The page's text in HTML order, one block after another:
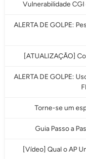
Vulnerabilidade
ALERTA DE GOLPE:
[ATUALIZAÇÃO]
ALERTA DE GOLPE:
Torne-se um
Guia Passo a
[Vídeo] Qual o AP